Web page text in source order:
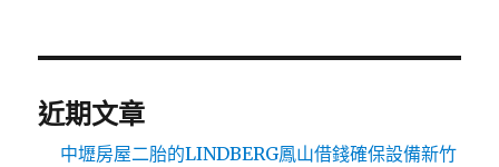
近期文章
中壢房屋二胎的LINDBERG鳳山借錢確保設備新竹